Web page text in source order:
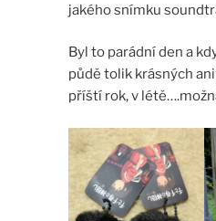
jakého snímku
Byl to parádní den a
půdě tolik krásných
příští rok, v